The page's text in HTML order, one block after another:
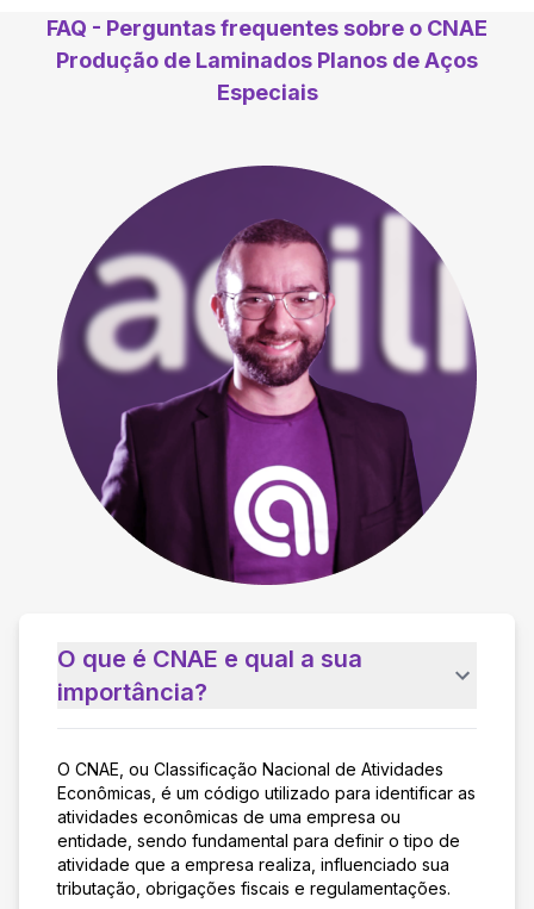
FAQ - Perguntas frequentes sobre o CNAE
Produção de Laminados Planos de Aços
Especiais
O que é CNAE e qual a sua
importância?
O CNAE, ou Classificação Nacional de Atividades
Econômicas, é um código utilizado para identificar as
atividades econômicas de uma empresa ou
entidade, sendo fundamental para definir o tipo de
atividade que a empresa realiza, influenciado sua
tributação, obrigações fiscais e regulamentações.